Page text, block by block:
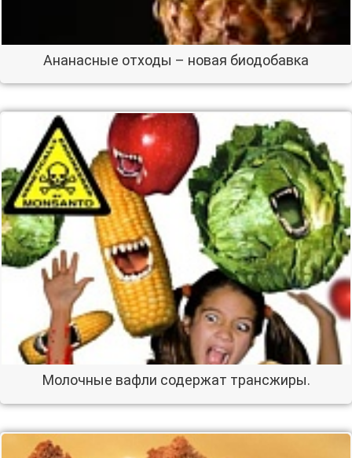
Ананасные отходы – новая биодобавка
Молочные вафли содержат трансжиры.